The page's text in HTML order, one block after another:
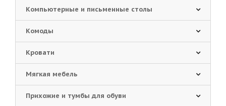
Компьютерные и письменные столы
Комоды
Кровати
Мягкая мебель
Прихожие и тумбы для обуви